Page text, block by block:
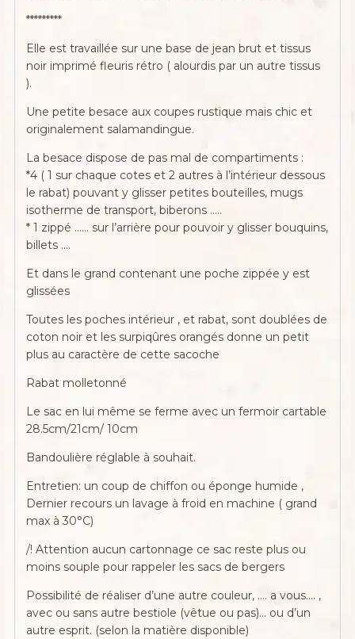
*********
Elle est travaillée sur une base de jean brut et tissus
noir imprimé fleuris rétro ( alourdis par un autre tissus
).
Une petite besace aux coupes rustique mais chic et
originalement salamandingue.
La besace dispose de pas mal de compartiments :
*4 ( 1 sur chaque cotes et 2 autres à l’intérieur dessous
le rabat) pouvant y glisser petites bouteilles, mugs
isotherme de transport, biberons …..
* 1 zippé …… sur l’arrière pour pouvoir y glisser bouquins,
billets ….
Et dans le grand contenant une poche zippée y est
glissées
Toutes les poches intérieur , et rabat, sont doublées de
coton noir et les surpiqûres orangés donne un petit
plus au caractère de cette sacoche
Rabat molletonné
Le sac en lui même se ferme avec un fermoir cartable
28.5cm/21cm/ 10cm
Bandoulière réglable à souhait.
Entretien: un coup de chiffon ou éponge humide ,
Dernier recours un lavage à froid en machine ( grand
max à 30°C)
/! Attention aucun cartonnage ce sac reste plus ou
moins souple pour rappeler les sacs de bergers
Possibilité de réaliser d’une autre couleur, …. a vous…. ,
avec ou sans autre bestiole (vêtue ou pas)… ou d’un
autre esprit. (selon la matière disponible)